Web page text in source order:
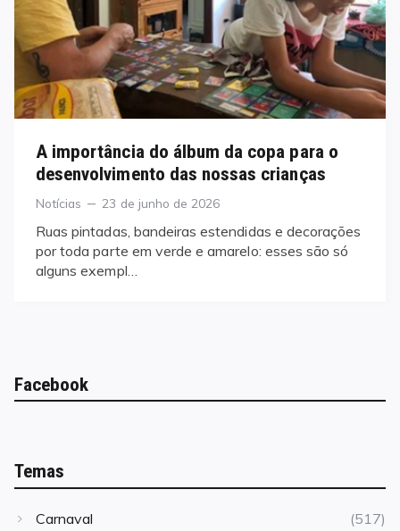
A importância do álbum da copa para o
desenvolvimento das nossas crianças
Categories
Notícias
Posted
23 de junho de 2026
Ruas pintadas, bandeiras estendidas e decorações
por toda parte em verde e amarelo: esses são só
alguns exempl…
Facebook
Temas
Carnaval
(517)